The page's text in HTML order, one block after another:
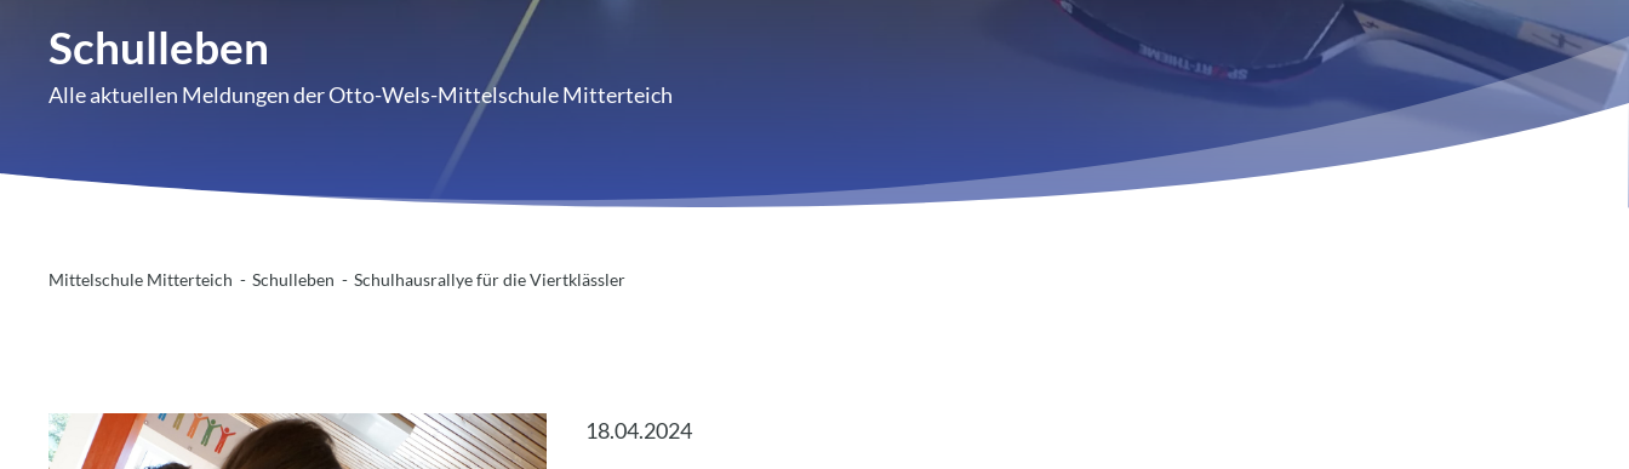
Schulleben
Alle aktuellen Meldungen der Otto-Wels-Mittelschule Mitterteich
Mittelschule Mitterteich Schulleben Schulhausrallye für die Viertklässler
18.04.2024